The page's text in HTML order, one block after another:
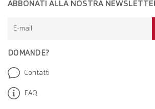
DOMANDE?
Contatti
FAQ
ABBONATI ALLA NOSTRA
E-mail